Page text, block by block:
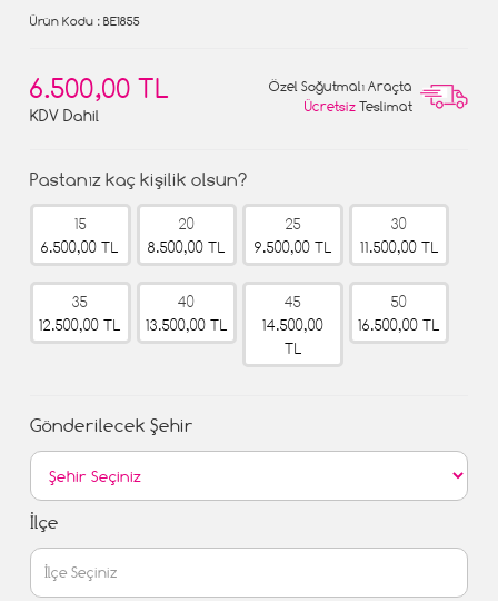
Ürün Kodu : BE1855
6.500,00 TL
KDV Dahil
Özel Soğutmalı Araçta
Ücretsiz Teslimat
Pastanız kaç kişilik olsun?
15
6.500,00 TL
20
8.500,00 TL
25
9.500,00 TL
30
11.500,00 TL
35
12.500,00 TL
40
13.500,00 TL
45
14.500,00
TL
50
16.500,00 TL
Gönderilecek Şehir
İlçe